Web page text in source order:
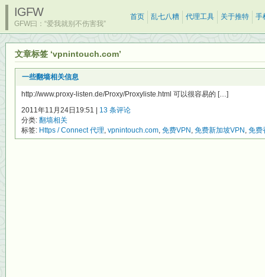
IGFW
GFW曰：“爱我就别不伤害我”
首页 乱七八糟 代理工具 关于推特 手
文章标签 ‘vpnintouch.com’
一些翻墙相关信息
http://www.proxy-listen.de/Proxy/Proxyliste.html 可以很容易的 […]
2011年11月24日19:51 | 13 条评论
分类: 翻墙相关
标签: Https / Connect 代理, vpnintouch.com, 免费VPN , 免费新加坡VPN , 免费